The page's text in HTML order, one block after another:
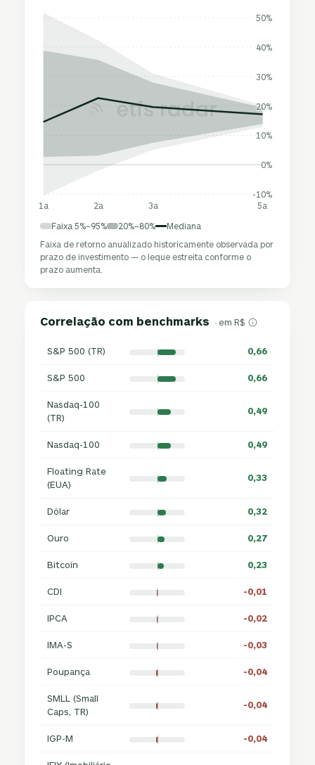
-10%
0%
10%
20%
30%
40%
50%
1a 2a 3a 5a
Faixa 5%–95% 20%–80%
Mediana
Faixa de retorno anualizado historicamente observada por
prazo de investimento — o leque estreita conforme o
prazo aumenta.
Correlação com benchmarks · em R$
S&P 500 (TR) 0,66
S&P 500 0,66
Nasdaq-100
(TR)
0,49
Nasdaq-100 0,49
Floating Rate
(EUA)
0,33
Dólar 0,32
Ouro 0,27
Bitcoin 0,23
CDI -0,01
IPCA -0,02
IMA-S -0,03
Poupança -0,04
SMLL (Small
Caps, TR)
-0,04
IGP-M -0,04